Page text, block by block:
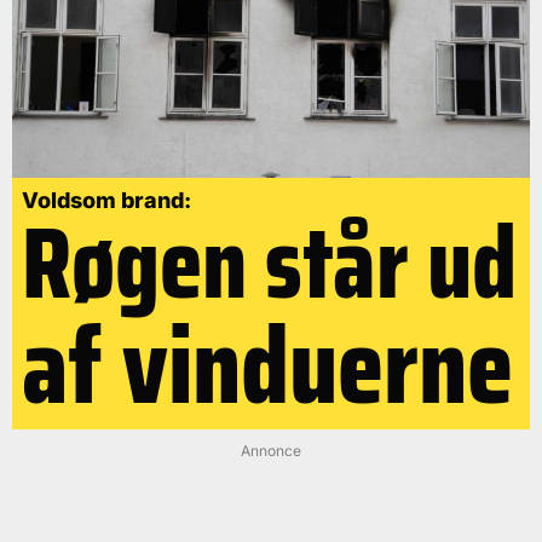
Voldsom brand:
Røgen står ud
af vinduerne
Annonce